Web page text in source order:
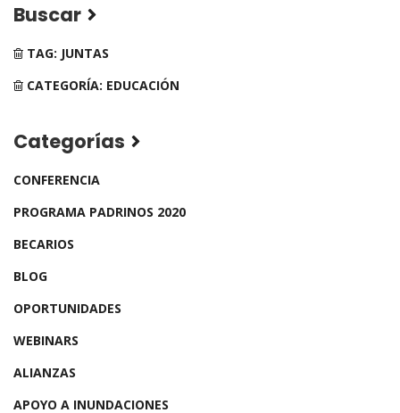
Buscar
TAG: JUNTAS
CATEGORÍA: EDUCACIÓN
Categorías
CONFERENCIA
PROGRAMA PADRINOS 2020
BECARIOS
BLOG
OPORTUNIDADES
WEBINARS
ALIANZAS
APOYO A INUNDACIONES